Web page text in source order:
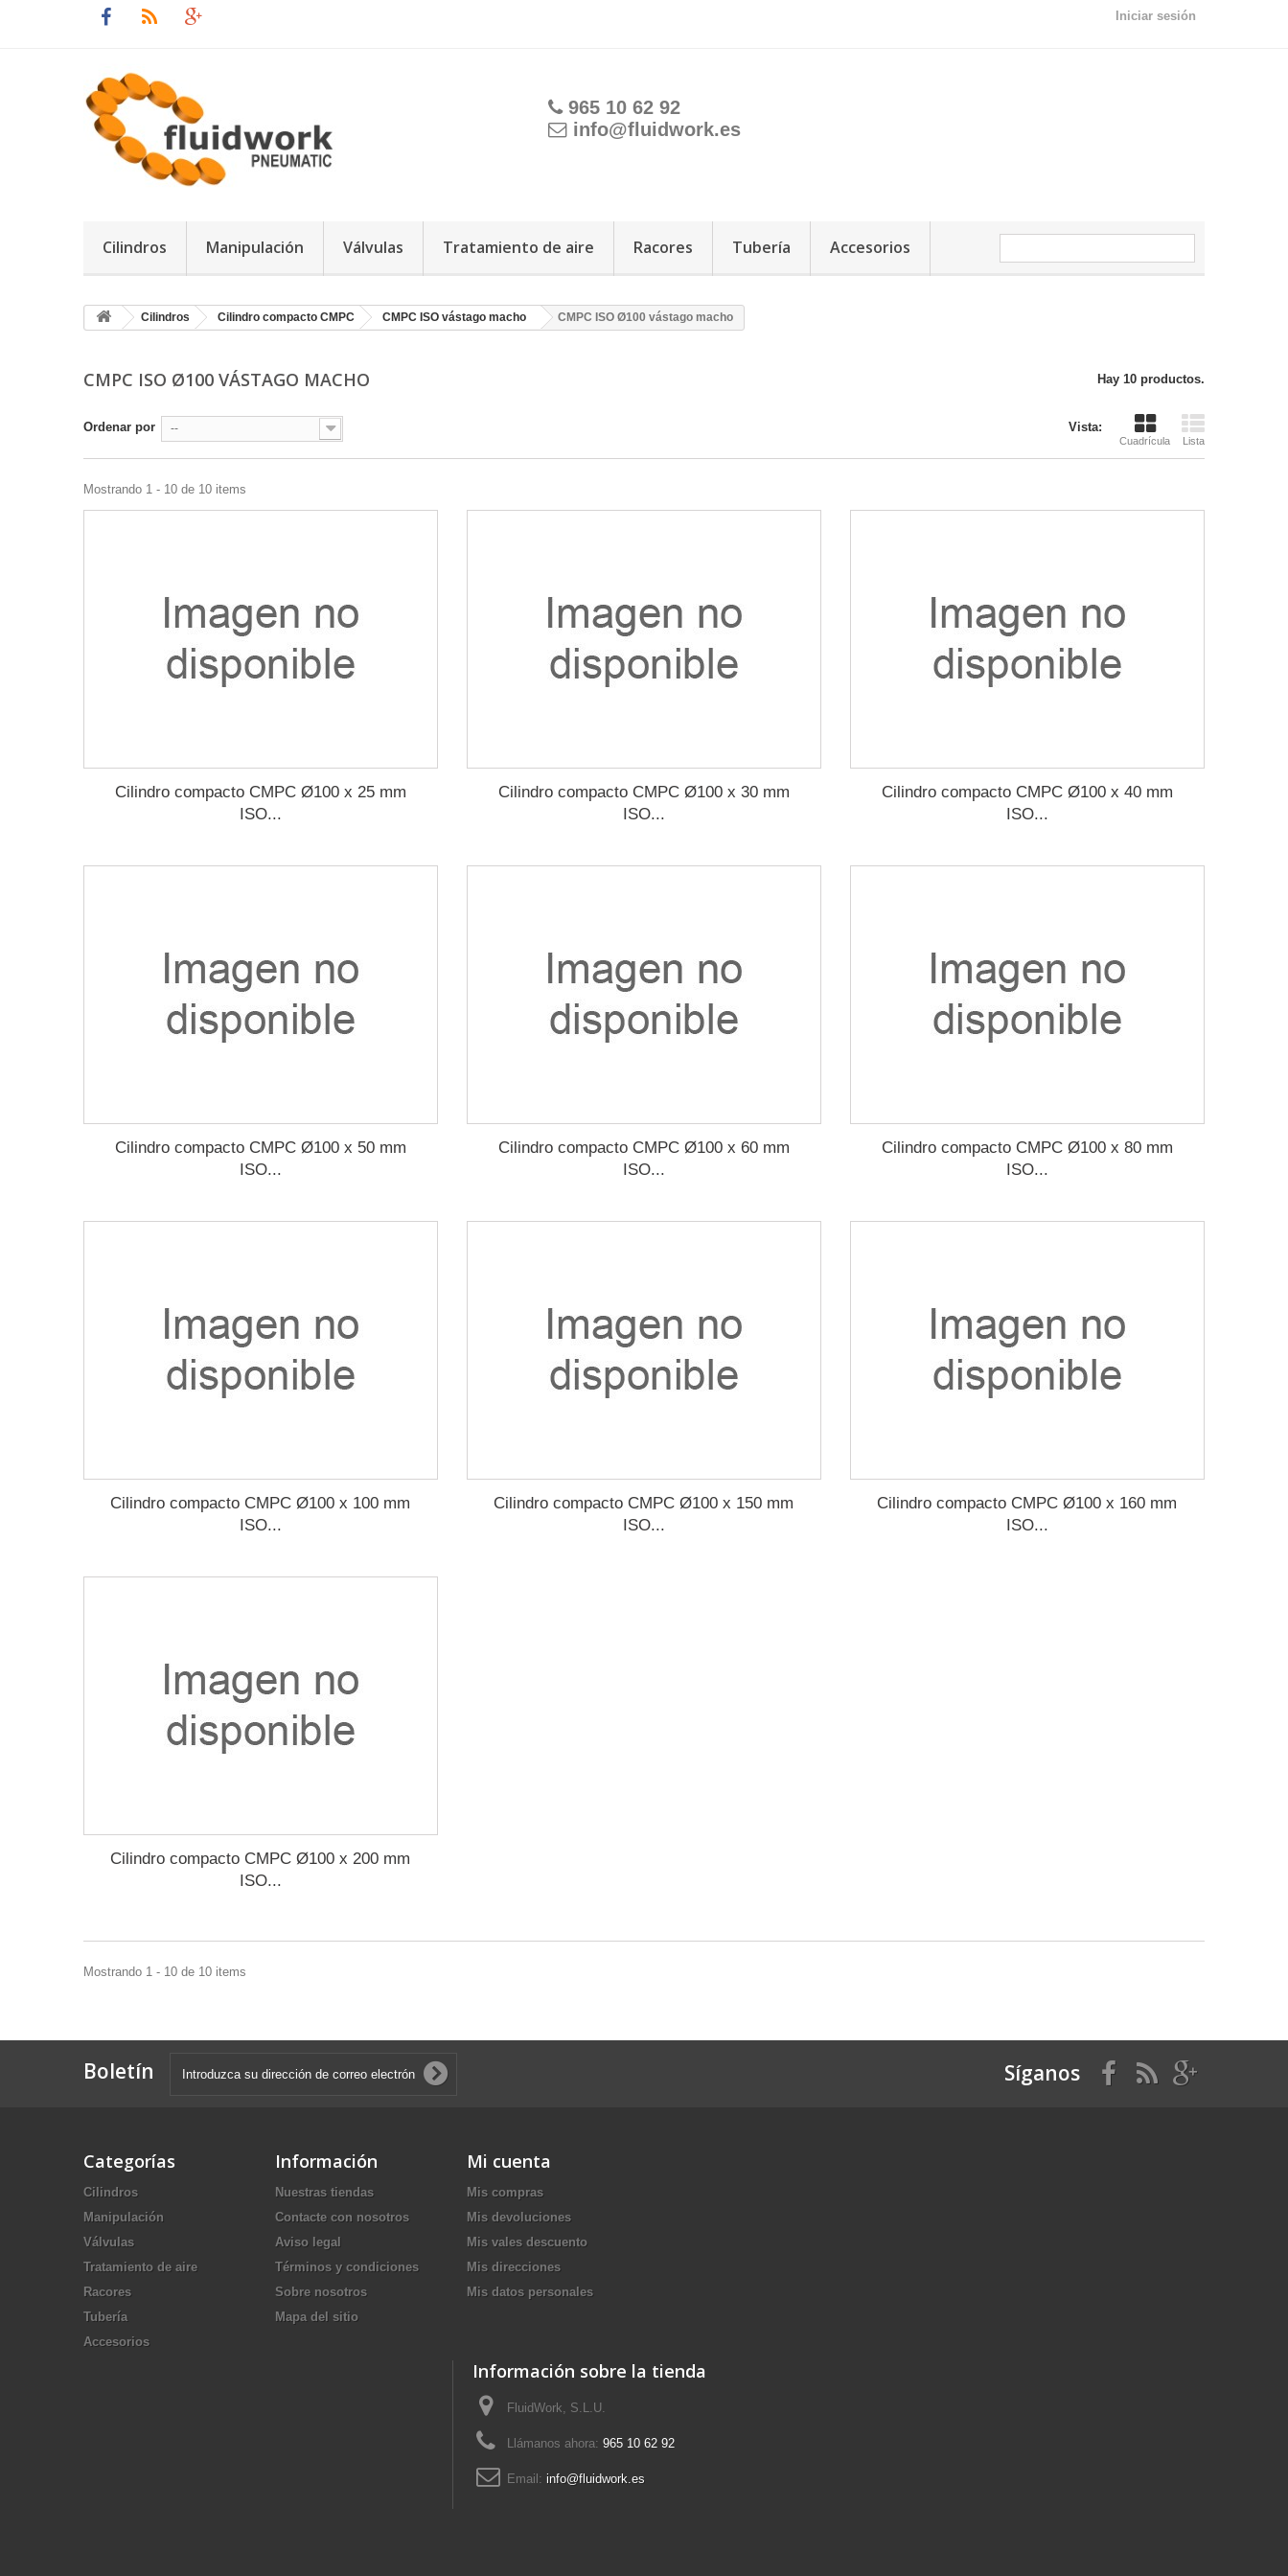
Iniciar sesión
965 10 62 92
info@fluidwork.es
Cilindros Manipulación Válvulas Tratamiento de aire Racores Tubería Accesorios
Cilindros Cilindro compacto CMPC CMPC ISO vástago macho CMPC ISO Ø100 vástago macho
CMPC ISO Ø100 VÁSTAGO MACHO Hay 10 productos.
Vista:
Cuadrícula Lista
Ordenar por --
Mostrando 1 - 10 de 10 items
Cilindro compacto CMPC Ø100 x 25 mm
ISO...
Cilindro compacto CMPC Ø100 x 30 mm
ISO...
Cilindro compacto CMPC Ø100 x 40 mm
ISO...
Cilindro compacto CMPC Ø100 x 50 mm
ISO...
Cilindro compacto CMPC Ø100 x 60 mm
ISO...
Cilindro compacto CMPC Ø100 x 80 mm
ISO...
Cilindro compacto CMPC Ø100 x 100 mm
ISO...
Cilindro compacto CMPC Ø100 x 150 mm
ISO...
Cilindro compacto CMPC Ø100 x 160 mm
ISO...
Cilindro compacto CMPC Ø100 x 200 mm
ISO...
Mostrando 1 - 10 de 10 items
Boletín Síganos
Categorías
Cilindros
Manipulación
Válvulas
Tratamiento de aire
Racores
Tubería
Accesorios
Información
Nuestras tiendas
Contacte con nosotros
Aviso legal
Términos y condiciones
Sobre nosotros
Mapa del sitio
Mi cuenta
Mis compras
Mis devoluciones
Mis vales descuento
Mis direcciones
Mis datos personales
Información sobre la tienda
FluidWork, S.L.U.
Llámanos ahora: 965 10 62 92
Email: info@fluidwork.es